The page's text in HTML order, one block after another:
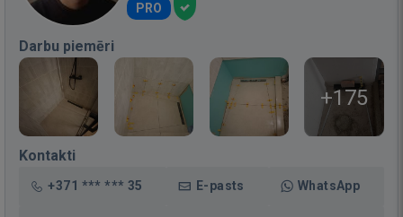
PRO
Darbu piemēri
+175
Kontakti
+371 *** *** 35 E-pasts WhatsApp